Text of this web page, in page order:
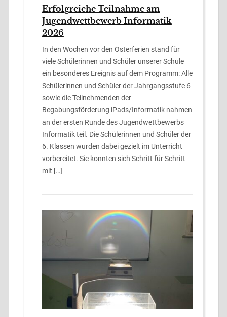
Erfolgreiche Teilnahme am
Jugendwettbewerb Informatik
2026
In den Wochen vor den Osterferien stand für
viele Schülerinnen und Schüler unserer Schule
ein besonderes Ereignis auf dem Programm: Alle
Schülerinnen und Schüler der Jahrgangsstufe 6
sowie die Teilnehmenden der
Begabungsförderung iPads/Informatik nahmen
an der ersten Runde des Jugendwettbewerbs
Informatik teil. Die Schülerinnen und Schüler der
6. Klassen wurden dabei gezielt im Unterricht
vorbereitet. Sie konnten sich Schritt für Schritt
mit […]